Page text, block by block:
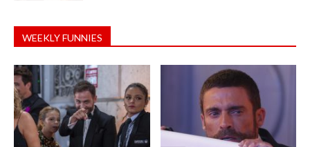
WEEKLY FUNNIES